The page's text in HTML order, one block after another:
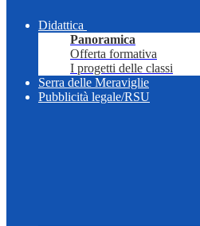
Didattica
Panoramica
Offerta formativa
I progetti delle classi
Serra delle Meraviglie
Pubblicità legale/RSU